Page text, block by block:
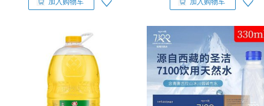
加入购物车 加入购物车